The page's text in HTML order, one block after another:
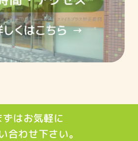
ずはお気軽に
合わせ下さい。